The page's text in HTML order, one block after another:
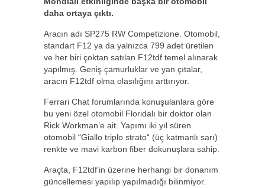
daha ortaya çıktı.
Aracın adı SP275 RW Competizione. Otomobil,
standart F12 ya da yalnızca 799 adet üretilen
ve her biri çoktan satılan F12tdf temel alınarak
yapılmış. Geniş çamurluklar ve yan çıtalar,
aracın F12tdf olma olasılığını arttırıyor.
Ferrari Chat forumlarında konuşulanlara göre
bu yeni özel otomobil Floridalı bir doktor olan
Rick Workman’e ait. Yapımı iki yıl süren
otomobil “Giallo triplo strato“ (üç katmanlı sarı)
renkte ve mavi karbon fiber dokunuşlara sahip.
Araçta, F12tdf’in üzerine herhangi bir donanım
güncellemesi yapılıp yapılmadığı bilinmiyor.